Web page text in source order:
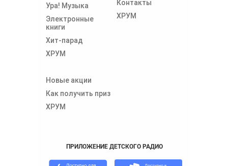
Ура! Музыка
Электронные
книги
Хит-парад
ХРУМ
Контакты
ХРУМ
Новые акции
Как получить приз
ХРУМ
ПРИЛОЖЕНИЕ ДЕТСКОГО РАДИО